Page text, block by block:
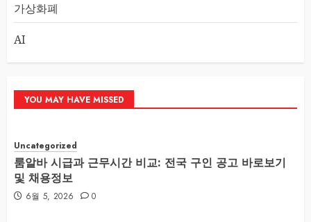
가상화폐
AI
YOU MAY HAVE MISSED
Uncategorized
룸알바 시급과 근무시간 비교: 전국 구인 공고 바로보기
및 채용정보
6월 5, 2026 0